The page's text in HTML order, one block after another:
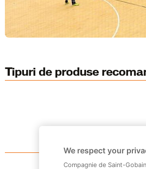
Tipuri de produse
We respect your
Compagnie de Saint-